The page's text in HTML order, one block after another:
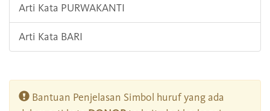
Arti Kata PURWAKANTI
Arti Kata BARI
Bantuan Penjelasan Simbol huruf yang ada